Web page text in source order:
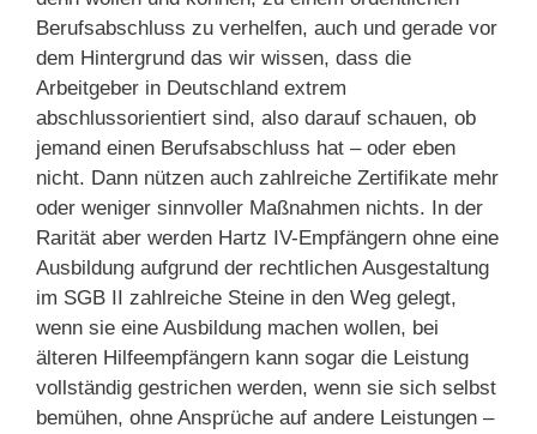
Berufsabschluss zu verhelfen, auch und gerade vor
dem Hintergrund das wir wissen, dass die
Arbeitgeber in Deutschland extrem
abschlussorientiert sind, also darauf schauen, ob
jemand einen Berufsabschluss hat – oder eben
nicht. Dann nützen auch zahlreiche Zertifikate mehr
oder weniger sinnvoller Maßnahmen nichts. In der
Rarität aber werden Hartz IV-Empfängern ohne eine
Ausbildung aufgrund der rechtlichen Ausgestaltung
im SGB II zahlreiche Steine in den Weg gelegt,
wenn sie eine Ausbildung machen wollen, bei
älteren Hilfeempfängern kann sogar die Leistung
vollständig gestrichen werden, wenn sie sich selbst
bemühen, ohne Ansprüche auf andere Leistungen –